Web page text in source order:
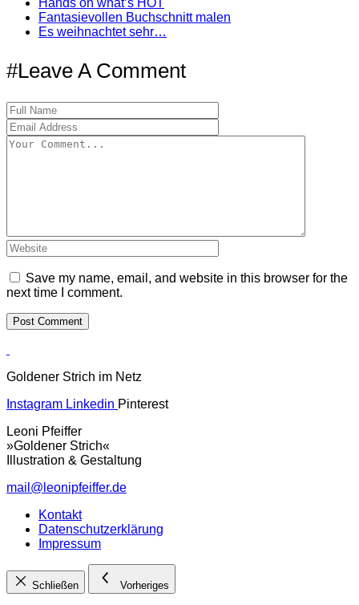
Hands on what’s HOT
Fantasievollen Buchschnitt malen
Es weihnachtet sehr…
#Leave A Comment
Save my name, email, and website in this browser for the
next time I comment.
Goldener Strich im Netz
Instagram Linkedin Pinterest
Leoni Pfeiffer
»Goldener Strich«
Illustration & Gestaltung
mail@leonipfeiffer.de
Kontakt
Datenschutzerklärung
Impressum
Schließen Vorheriges